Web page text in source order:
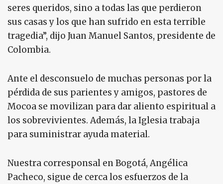
seres queridos, sino a todas las que perdieron
sus casas y los que han sufrido en esta terrible
tragedia”, dijo Juan Manuel Santos, presidente de
Colombia.
Ante el desconsuelo de muchas personas por la
pérdida de sus parientes y amigos, pastores de
Mocoa se movilizan para dar aliento espiritual a
los sobrevivientes. Además, la Iglesia trabaja
para suministrar ayuda material.
Nuestra corresponsal en Bogotá, Angélica
Pacheco, sigue de cerca los esfuerzos de la